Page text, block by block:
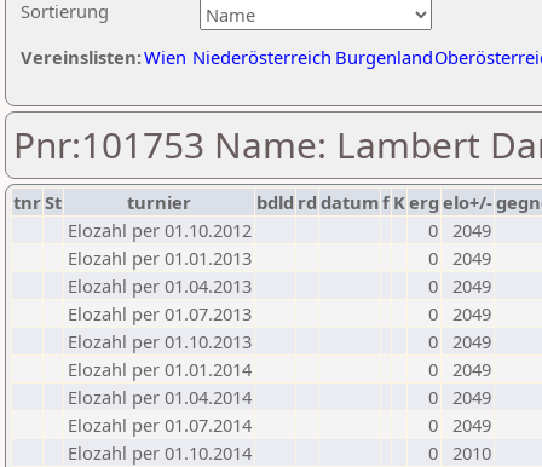
Sortierung
Vereinslisten:Wien Niederösterreich Burgenland
Pnr:101753 Name: Lambert
tnrSt turnier bdld rd datumf Kerg elo+/-
Elozahl per 01.10.2012
0 2049
Elozahl per 01.01.2013
0 2049
Elozahl per 01.04.2013
0 2049
Elozahl per 01.07.2013
0 2049
Elozahl per 01.10.2013
0 2049
Elozahl per 01.01.2014
0 2049
Elozahl per 01.04.2014
0 2049
Elozahl per 01.07.2014
0 2049
Elozahl per 01.10.2014
0 2010